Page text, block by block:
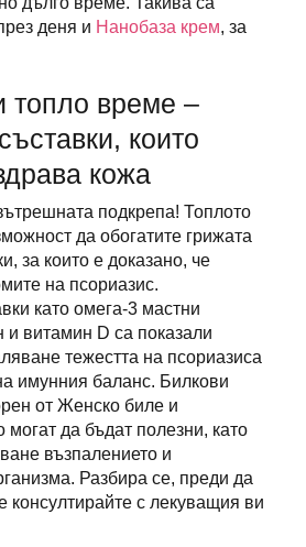
деня и Нанобаза крем, за
топло време –
които
кожа
подкрепа! Топлото
да обогатите грижата
за които е доказано, че
на псориазис.
като омега-3 мастни
и витамин D са показали
тежестта на псориазиса
имунния баланс. Билкови
от Женско биле и
да бъдат полезни, като
възпалението и
Разбира се, преди да
консултирайте с лекуващия ви